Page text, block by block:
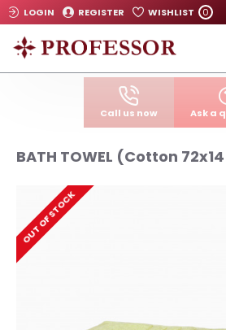
LOGIN REGISTER WISHLIST 0
Call us now Ask a
BATH TOWEL (Cotton
OUT OF STOCK